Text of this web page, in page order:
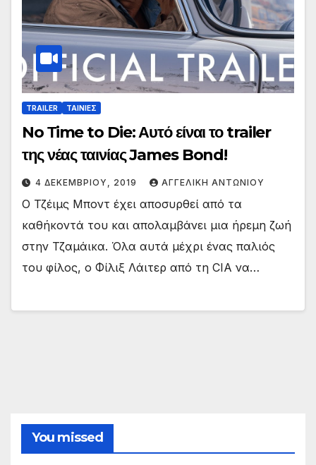
TRAILER ΤΑΙΝΙΕΣ
No Τime to Die: Αυτό είναι το trailer
της νέας ταινίας James Bond!
4 ΔΕΚΕΜΒΡΊΟΥ, 2019 ΑΓΓΕΛΙΚΉ ΑΝΤΩΝΊΟΥ
Ο Τζέιμς Μποντ έχει αποσυρθεί από τα
καθήκοντά του και απολαμβάνει μια ήρεμη ζωή
στην Τζαμάικα. Όλα αυτά μέχρι ένας παλιός
του φίλος, ο Φίλιξ Λάιτερ από τη CIA να…
You missed